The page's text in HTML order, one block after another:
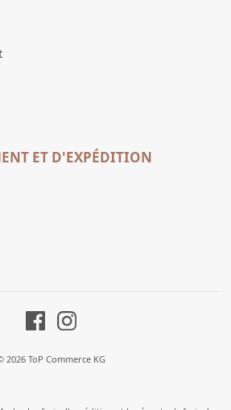
ET D'EXPÉDITION
2026 ToP Commerce KG